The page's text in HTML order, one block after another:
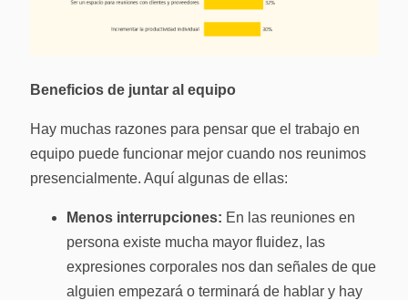
Beneficios de juntar al equipo
Hay muchas razones para pensar que el trabajo en
equipo puede funcionar mejor cuando nos reunimos
presencialmente. Aquí algunas de ellas:
Menos interrupciones: En las reuniones en
persona existe mucha mayor fluidez, las
expresiones corporales nos dan señales de que
alguien empezará o terminará de hablar y hay